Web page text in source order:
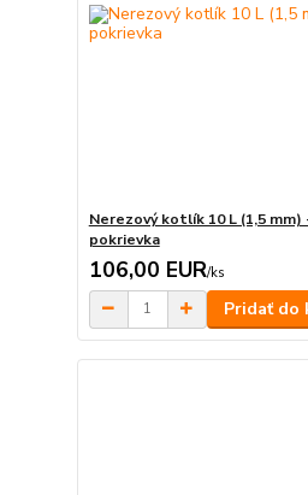
Nerezový kotlík 10 L (1,5
pokrievka
106,00 EUR/ks
Pridať do